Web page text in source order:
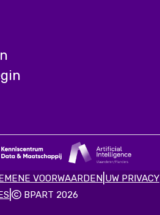
VOORWAARDEN UW PRIVACY
| BPART 2026